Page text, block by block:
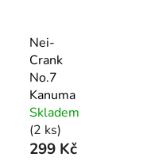
Nei-
Crank
No.7
Kanuma
Skladem
(2 ks)
299 Kč